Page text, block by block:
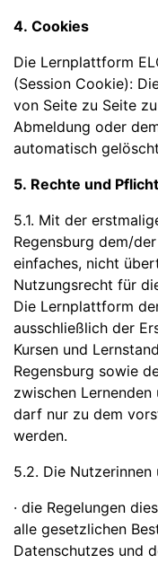
4. Cookies
Die Lernplattform
(Session Cookie):
von Seite zu Seite
Abmeldung oder
automatisch
5. Rechte und
5.1. Mit der
Regensburg dem/
einfaches, nicht
Nutzungsrecht für
Die Lernplattform
ausschließlich der
Kursen und
Regensburg sowie
zwischen
darf nur zu dem
werden.
5.2. Die
· die Regelungen
alle gesetzlichen
Datenschutzes und